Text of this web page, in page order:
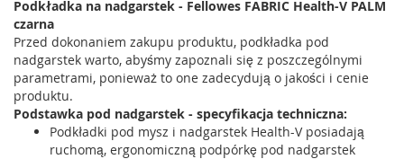
Podkładka na nadgarstek - Fellowes FABRIC Health-V PALM
czarna
Przed dokonaniem zakupu produktu, podkładka pod
nadgarstek warto, abyśmy zapoznali się z poszczególnymi
parametrami, ponieważ to one zadecydują o jakości i cenie
produktu.
Podstawka pod nadgarstek - specyfikacja techniczna:
Podkładki pod mysz i nadgarstek Health-V posiadają
ruchomą, ergonomiczną podpórkę pod nadgarstek